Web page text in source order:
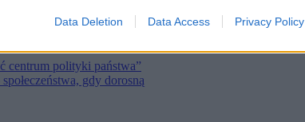
Data Deletion Data Access Privacy Policy
zawodów jest zagrożonych”
centrum polityki państwa”
gdy dorosną